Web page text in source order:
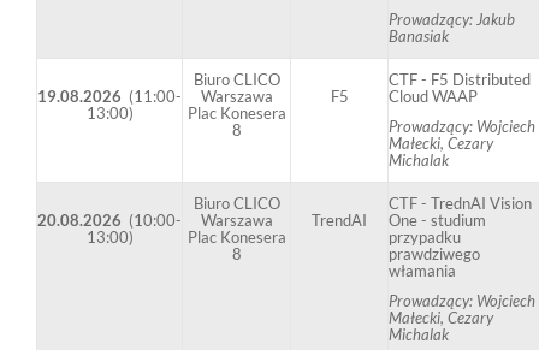
Prowadzący: Jakub
Banasiak
19.08.2026 (11:00-
13:00)
Biuro CLICO
Warszawa
Plac Konesera
8
F5
CTF - F5 Distributed
Cloud WAAP
Prowadzący: Wojciech
Małecki, Cezary
Michalak
20.08.2026 (10:00-
13:00)
Biuro CLICO
Warszawa
Plac Konesera
8
TrendAI
CTF - TrednAI Vision
One - studium
przypadku
prawdziwego
włamania
Prowadzący: Wojciech
Małecki, Cezary
Michalak